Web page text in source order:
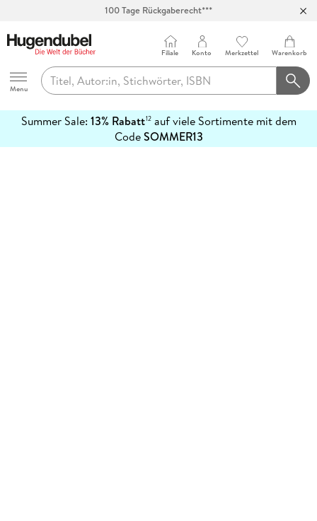
100 Tage Rückgaberecht***
Hugendubel
Menu
Filiale Konto Merkzettel Warenkorb
Summer Sale: 13% Rabatt12auf viele Sortimente mit dem
CodeSOMMER13
erfahren